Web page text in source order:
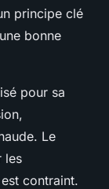
principe clé
bonne
pour sa
Le
les
contraint.